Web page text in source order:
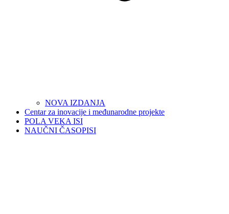
NOVA IZDANJA
Centar za inovacije i međunarodne projekte
POLA VEKA ISI
NAUČNI ČASOPISI